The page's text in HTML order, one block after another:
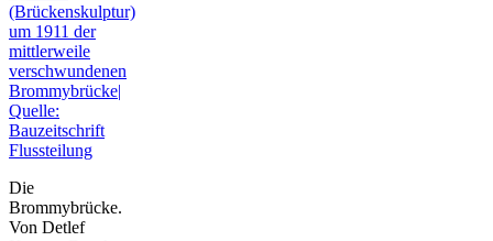
Flussteilung
Die
Brommybrücke.
Von Detlef